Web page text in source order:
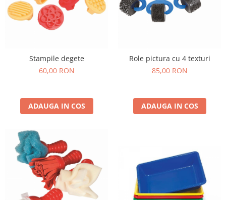
Stampile degete
60,00 RON
ADAUGA IN COS
Role pictura cu 4 texturi
85,00 RON
ADAUGA IN COS